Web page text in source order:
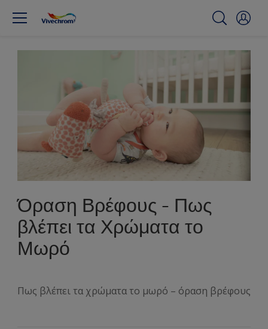
Όραση Βρέφους - Πως
βλέπει τα Χρώματα το
Μωρό
Πως βλέπει τα χρώματα το μωρό – όραση βρέφους